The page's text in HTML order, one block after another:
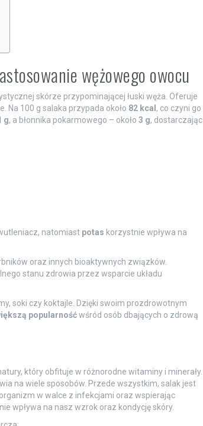
wężowego owocu
skórze przypominającej łuski węża. Oferuje
Na 100 g salaka przypada około 82 kcal , co czyni go
g, a błonnika pokarmowego – około 3 g, dostarczając
natomiast potas korzystnie wpływa na
oraz innych bioaktywnych związków.
stanu zdrowia przez wsparcie układu
soki czy koktajle. Dzięki swoim prozdrowotnym
popularnośćwśród osób dbających o zdrową
który obfituje w różnorodne witaminy i minerały.
na wiele sposobów. Przede wszystkim, salak jest
w walce z infekcjami oraz wspierając
wpływa na nasz wzrok oraz kondycję skóry.